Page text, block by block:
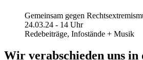
Gemeinsam gegen
24.03.24 - 14 Uhr
Redebeiträge, Infostände + Musik
Wir verabschieden uns in